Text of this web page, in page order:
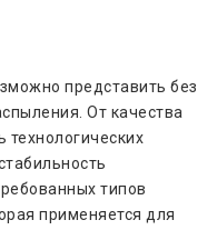
представить без
От качества
типов
применяется для